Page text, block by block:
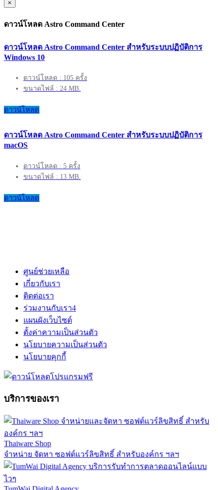
×
ดาวน์โหลด Astro Command Center
ดาวน์โหลด Astro Command Center สำหรับระบบปฏิบัติการ
Windows 10
ดาวน์โหลด : 105 ครั้ง
ขนาดไฟล์ : 24 MB.
ดาวน์โหลด
ดาวน์โหลด Astro Command Center สำหรับระบบปฏิบัติการ
macOS
ดาวน์โหลด : 5 ครั้ง
ขนาดไฟล์ : 13 MB.
ดาวน์โหลด
ศูนย์ช่วยเหลือ
เกี่ยวกับเรา
ติดต่อเรา
ร่วมงานกับเรา4
แผนผังเว็บไซต์
ตั้งค่าความเป็นส่วนตัว
นโยบายความเป็นส่วนตัว
นโยบายคุกกี้
บริการของเรา
Thaiware Shop
จำหน่าย จัดหา ซอฟต์แวร์ลิขสิทธิ์ สำหรับองค์กร ฯลฯ